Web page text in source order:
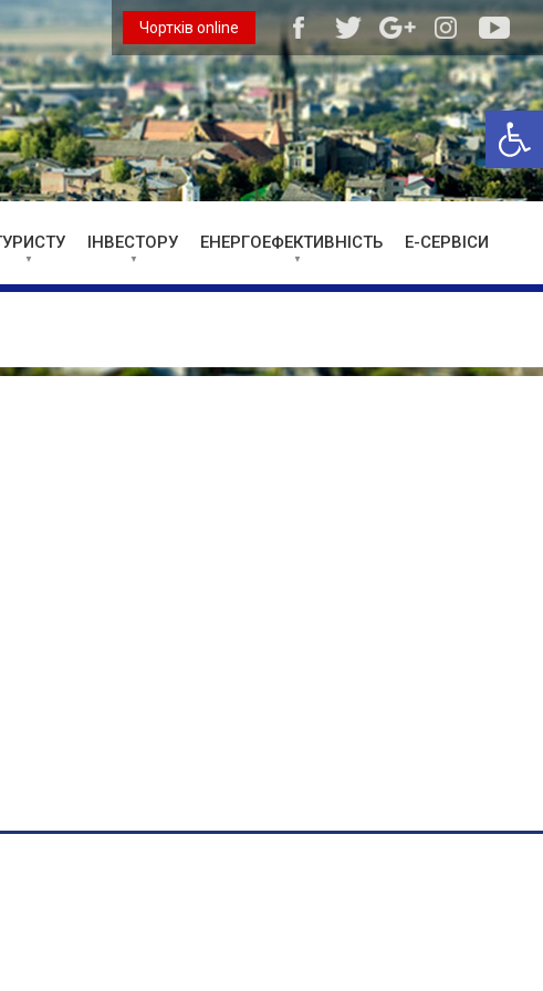
Чортків online
ІНВЕСТОРУ ЕНЕРГОЕФЕКТИВНІСТЬ Е-СЕРВІСИ